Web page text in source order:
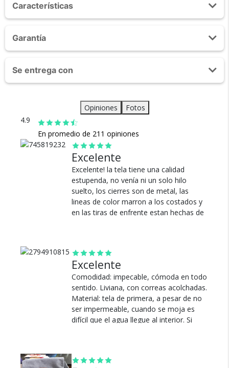
Características
Tipo de Mochilas: Libro de papel
Tipo de cierre: Cremallera & pestillo
Puerto USB incluido
Capacidad 26L
Medidas: 39cmx26cm18cm
Ideal para Notebooks
Costuras reforzadas.
Diseño resistente
Bolsillo delantero
Colores: Azul O gris
Garantía
Se entrega con
Opiniones
Fotos
4.9
En promedio de 211 opiniones
Excelente
Excelente! la tela tiene una calidad
estupenda, no venía ni un solo hilo
suelto, los cierres son de metal, las
lineas de color marron a los costados y
en las tiras de enfrente estan hechas de
se descascaró) por dentro está
reforzada y las tiras de la mochila
también aguantan una locura. Un detalle
no menor es que la textura tanto de la
tela, como las tiras de enfrente que
cierran, como los imanes tienen textura,
se que es un detalle irrelevante, pero
fotos que saqué entra hasta un
Excelente
Comodidad: impecable, cómoda en todo
sentido. Liviana, con correas acolchadas.
Material: tela de primera, a pesar de no
ser impermeable, cuando se moja es
difícil que el agua llegue al interior. Si
Ver más
Todos nuestros envíos
cuentan con seguro total.
Si no es lo que esperabas, te devolvemos tu
dinero.
seguros?